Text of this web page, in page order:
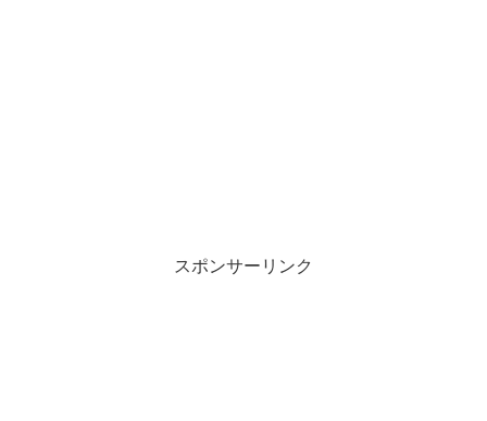
スポンサーリンク